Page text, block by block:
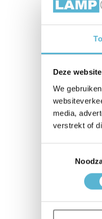
Deze
We
media,
verstrekt of
(2)